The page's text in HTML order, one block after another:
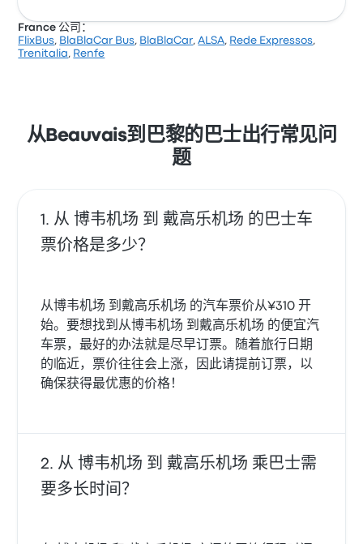
France 公司：
FlixBus, BlaBlaCar Bus, BlaBlaCar,ALSA, Rede Expressos,
Trenitalia, Renfe
从Beauvais到巴黎的巴士出行常见问
题
从 博韦机场 到 戴高乐机场 的巴士车
票价格是多少？
从博韦机场 到戴高乐机场 的汽车票价从¥310 开
始。要想找到从博韦机场 到戴高乐机场 的便宜汽
车票，最好的办法就是尽早订票。随着旅行日期
的临近，票价往往会上涨，因此请提前订票，以
确保获得最优惠的价格！
从 博韦机场 到 戴高乐机场 乘巴士需
要多长时间？